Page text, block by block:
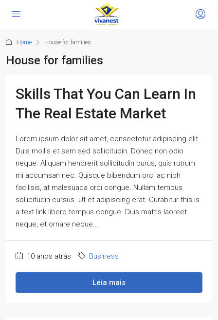
Home House for families
House for families
Skills That You Can Learn In
The Real Estate Market
Lorem ipsum dolor sit amet, consectetur adipiscing elit.
Duis mollis et sem sed sollicitudin. Donec non odio
neque. Aliquam hendrerit sollicitudin purus, quis rutrum
mi accumsan nec. Quisque bibendum orci ac nibh
facilisis, at malesuada orci congue. Nullam tempus
sollicitudin cursus. Ut et adipiscing erat. Curabitur this is
a text link libero tempus congue. Duis mattis laoreet
neque, et ornare neque...
10 anos atrás Business
Leia mais